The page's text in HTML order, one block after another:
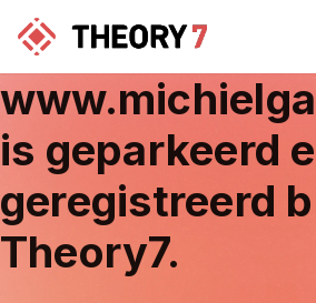
is geparkeerd
geregistreerd
Theory7.